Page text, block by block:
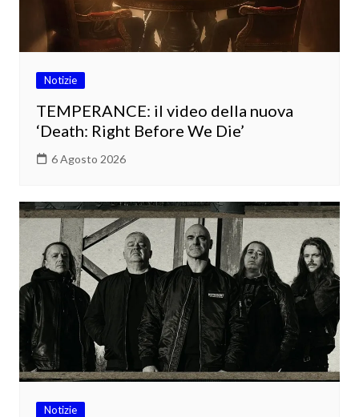
Notizie
TEMPERANCE: il video della nuova
‘Death: Right Before We Die’
6 Agosto 2026
Notizie